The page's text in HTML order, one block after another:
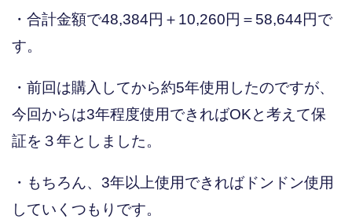
・合計金額で48,384円＋10,260円＝58,644円で
す。
・前回は購入してから約5年使用したのですが、
今回からは3年程度使用できればOKと考えて保
証を３年としました。
・もちろん、3年以上使用できればドンドン使用
していくつもりです。